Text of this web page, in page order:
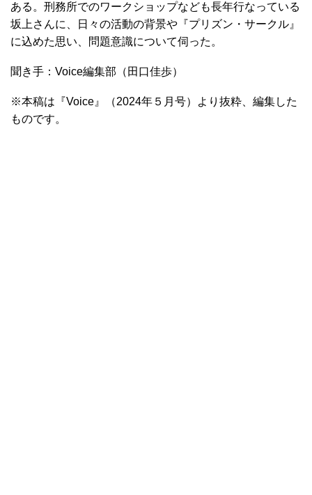
ある。刑務所でのワークショップなども長年行なっている
坂上さんに、日々の活動の背景や『プリズン・サークル』
に込めた思い、問題意識について伺った。
聞き手：Voice編集部（田口佳歩）
※本稿は『Voice』（2024年５月号）より抜粋、編集した
ものです。